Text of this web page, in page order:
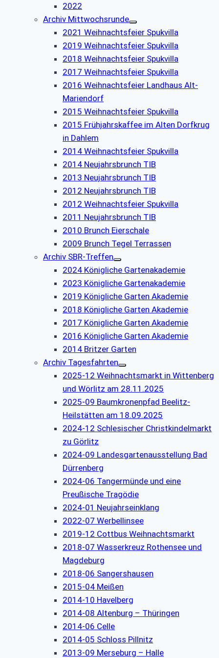
2022
Archiv Mittwochsrunde
2021 Weihnachtsfeier Spukvilla
2019 Weihnachtsfeier Spukvilla
2018 Weihnachtsfeier Spukvilla
2017 Weihnachtsfeier Spukvilla
2016 Weihnachtsfeier Landhaus Alt-
Mariendorf
2015 Weihnachtsfeier Spukvilla
2015 Frühjahrskaffee im Alten Dorfkrug
in Dahlem
2014 Weihnachtsfeier Spukvilla
2014 Neujahrsbrunch TIB
2013 Neujahrsbrunch TIB
2012 Neujahrsbrunch TIB
2012 Weihnachtsfeier Spukvilla
2011 Neujahrsbrunch TIB
2010 Brunch Eierschale
2009 Brunch Tegel Terrassen
Archiv SBR-Treffen
2024 Königliche Gartenakademie
2023 Königliche Gartenakademie
2019 Königliche Garten Akademie
2018 Königliche Garten Akademie
2017 Königliche Garten Akademie
2016 Königliche Garten Akademie
2014 Britzer Garten
Archiv Tagesfahrten
2025-12 Weihnachtsmarkt in Wittenberg
und Wörlitz am 28.11.2025
2025-09 Baumkronenpfad Beelitz-
Heilstätten am 18.09.2025
2024-12 Schlesischer Christkindelmarkt
zu Görlitz
2024-09 Landesgartenausstellung Bad
Dürrenberg
2024-06 Tangermünde und eine
Preußische Tragödie
2024-01 Neujahrseinklang
2022-07 Werbellinsee
2019-12 Cottbus Weihnachtsmarkt
2018-07 Wasserkreuz Rothensee und
Magdeburg
2018-06 Sangershausen
2015-04 Meißen
2014-10 Havelberg
2014-08 Altenburg – Thüringen
2014-06 Celle
2014-05 Schloss Pillnitz
2013-09 Merseburg – Halle